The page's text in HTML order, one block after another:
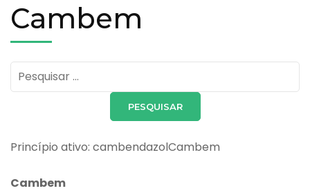
Cambem
Pesquisar
por:
Princípio ativo: cambendazolCambem
Cambem